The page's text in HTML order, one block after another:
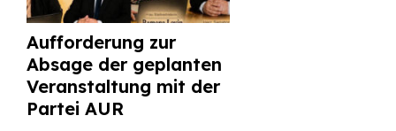
Aufforderung zur
Absage der geplanten
Veranstaltung mit der
Partei AUR